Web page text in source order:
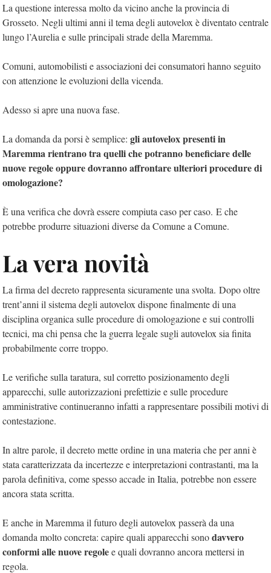
La questione interessa molto da vicino anche la provincia di
Grosseto. Negli ultimi anni il tema degli autovelox è diventato centrale
lungo l’Aurelia e sulle principali strade della Maremma.
Comuni, automobilisti e associazioni dei consumatori hanno seguito
con attenzione le evoluzioni della vicenda.
Adesso si apre una nuova fase.
La domanda da porsi è semplice: gli autovelox presenti in
Maremma rientrano tra quelli che potranno beneficiare delle
nuove regole oppure dovranno affrontare ulteriori procedure di
omologazione?
È una verifica che dovrà essere compiuta caso per caso. E che
potrebbe produrre situazioni diverse da Comune a Comune.
La vera novità
La firma del decreto rappresenta sicuramente una svolta. Dopo oltre
trent’anni il sistema degli autovelox dispone finalmente di una
disciplina organica sulle procedure di omologazione e sui controlli
tecnici, ma chi pensa che la guerra legale sugli autovelox sia finita
probabilmente corre troppo.
Le verifiche sulla taratura, sul corretto posizionamento degli
apparecchi, sulle autorizzazioni prefettizie e sulle procedure
amministrative continueranno infatti a rappresentare possibili motivi di
contestazione.
In altre parole, il decreto mette ordine in una materia che per anni è
stata caratterizzata da incertezze e interpretazioni contrastanti, ma la
parola definitiva, come spesso accade in Italia, potrebbe non essere
ancora stata scritta.
E anche in Maremma il futuro degli autovelox passerà da una
domanda molto concreta: capire quali apparecchi sonodavvero
conformi alle nuove regolee quali dovranno ancora mettersi in
regola.